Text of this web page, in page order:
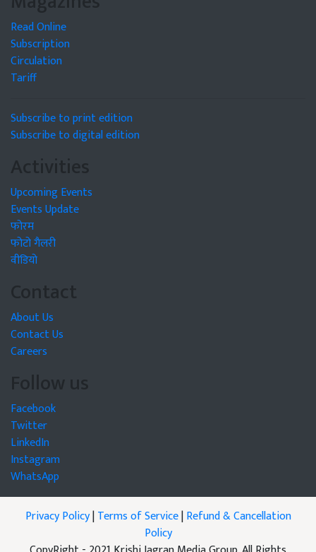
Read Online
Subscription
Circulation
Tariff
Subscribe to print edition
Subscribe to digital edition
Activities
Upcoming Events
Events Update
फोरम
फोटो गैलरी
वीडियो
Contact
About Us
Contact Us
Careers
Follow us
Facebook
Twitter
LinkedIn
Instagram
WhatsApp
Privacy Policy|Terms of Service|Refund & Cancellation
Policy